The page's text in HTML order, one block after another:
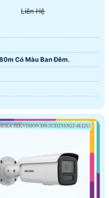
Liên Hệ
Có Màu Ban Ðêm.